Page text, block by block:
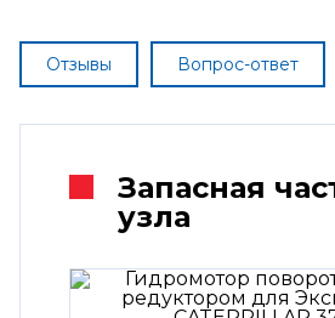
Отзывы Вопрос-ответ
Запасная
узла